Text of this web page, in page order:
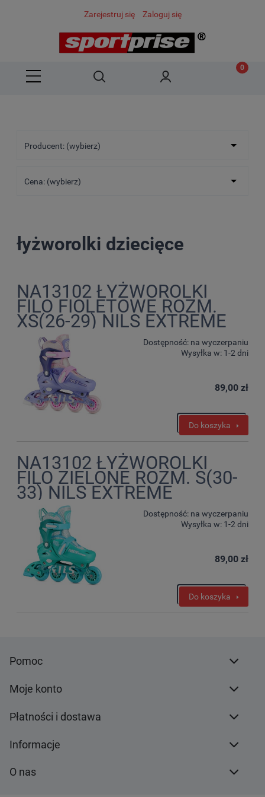
Zarejestruj się Zaloguj się
Producent: (wybierz)
Cena: (wybierz)
łyżworolki dziecięce
NA13102 ŁYŻWOROLKI
FILO FIOLETOWE ROZM.
XS(26-29) NILS EXTREME
Dostępność: na wyczerpaniu
Wysyłka w: 1-2 dni
89,00 zł
Do koszyka
NA13102 ŁYŻWOROLKI
FILO ZIELONE ROZM. S(30-
33) NILS EXTREME
Dostępność: na wyczerpaniu
Wysyłka w: 1-2 dni
89,00 zł
Do koszyka
Pomoc
Moje konto
Płatności i dostawa
Informacje
O nas